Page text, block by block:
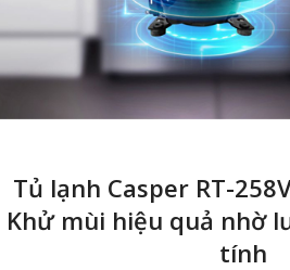
Tủ lạnh Casper RT-
Khử mùi hiệu quả nhờ
tính